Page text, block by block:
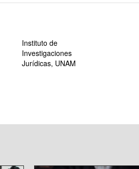
Instituto de
Investigaciones
Jurídicas, UNAM